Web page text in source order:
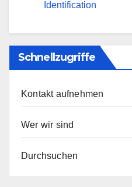
Identification
Schnellzugriffe
Kontakt aufnehmen
Wer wir sind
Durchsuchen